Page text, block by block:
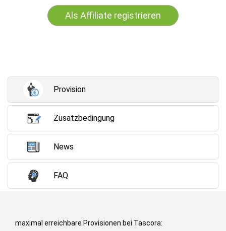
Als Affiliate registrieren
Provision
Zusatzbedingung
News
FAQ
maximal erreichbare Provisionen bei Tascora: